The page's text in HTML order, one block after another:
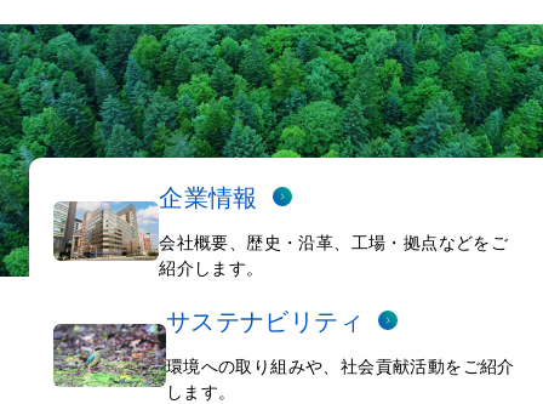
企業情報
会社概要、歴史・沿革、工場・拠点などをご
紹介します。
サステナビリティ
環境への取り組みや、社会貢献活動をご紹介
します。